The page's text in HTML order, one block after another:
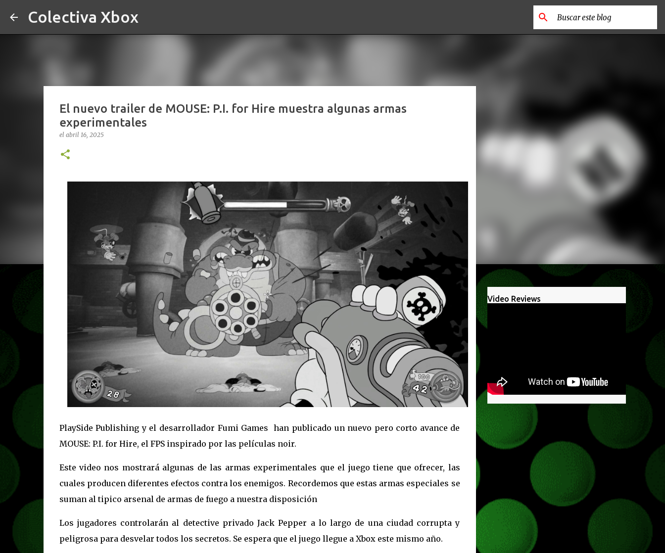
Colectiva Xbox
El nuevo trailer de MOUSE: P.I. for Hire muestra algunas armas
experimentales
el abril 16, 2025
PlaySide Publishing y el desarrollador Fumi Games han publicado un nuevo pero corto avance de
MOUSE: P.I. for Hire, el FPS inspirado por las películas noir.
Este video nos mostrará algunas de las armas experimentales que el juego tiene que ofrecer, las
cuales producen diferentes efectos contra los enemigos. Recordemos que estas armas especiales se
suman al tipico arsenal de armas de fuego a nuestra disposición
Los jugadores controlarán al detective privado Jack Pepper a lo largo de una ciudad corrupta y
peligrosa para desvelar todos los secretos. Se espera que el juego llegue a Xbox este mismo año.
Video Reviews